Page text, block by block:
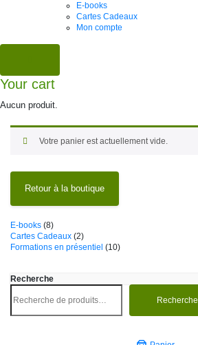
E-books
Cartes Cadeaux
Mon compte
Your cart
Aucun produit.
Votre panier est actuellement vide.
Retour à la boutique
E-books 88
produits
Cartes Cadeaux 22
produits
Formations en présentiel 1010
Recherche
Recherche